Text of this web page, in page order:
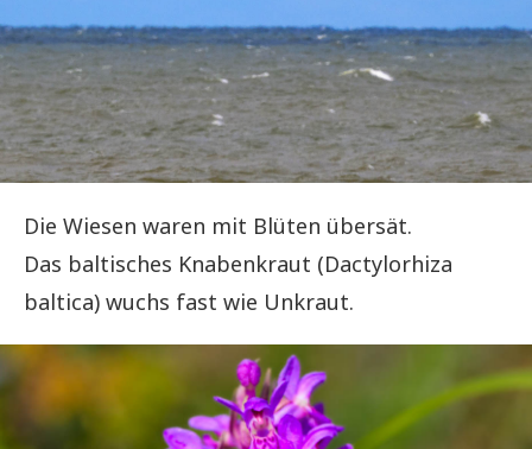
Die Wiesen waren mit Blüten übersät.
Das baltisches Knabenkraut (Dactylorhiza
baltica) wuchs fast wie Unkraut.